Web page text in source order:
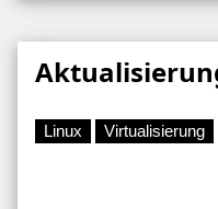
Linux Virtualisierung